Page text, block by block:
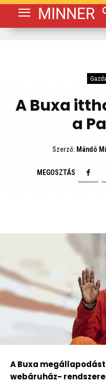
MINNER
A Buxa
a
Szerző: Mándó
MEGOSZTÁS
A Buxa megállapodást
webáruház-